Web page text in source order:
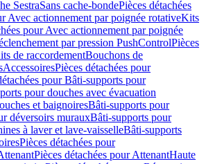
SestraSans cache-bondePièces détachées
Avec actionnement par poignée rotativeKits
pour Avec actionnement par poignée
par pression PushControlPièces
de raccordementBouchons de
AccessoiresPièces détachées pour
pour Bâti-supports pour
pour douches avec évacuation
et baignoiresBâti-supports pour
déversoirs murauxBâti-supports pour
à laver et lave-vaisselleBâti-supports
Pièces détachées pour
Pièces détachées pour AttenantHaute